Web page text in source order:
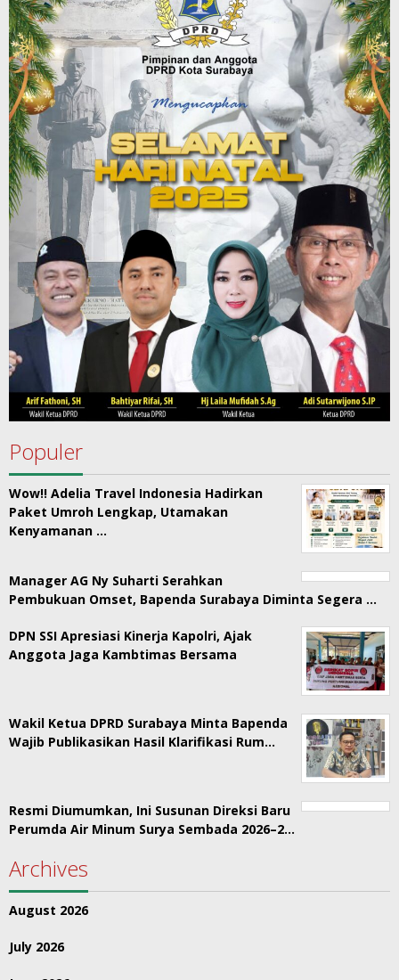
Populer
Wow!! Adelia Travel Indonesia Hadirkan
Paket Umroh Lengkap, Utamakan
Kenyamanan …
Manager AG Ny Suharti Serahkan
Pembukuan Omset, Bapenda Surabaya Diminta Segera …
DPN SSI Apresiasi Kinerja Kapolri, Ajak
Anggota Jaga Kambtimas Bersama
Wakil Ketua DPRD Surabaya Minta Bapenda
Wajib Publikasikan Hasil Klarifikasi Rum…
Resmi Diumumkan, Ini Susunan Direksi Baru
Perumda Air Minum Surya Sembada 2026–2…
Archives
August 2026
July 2026